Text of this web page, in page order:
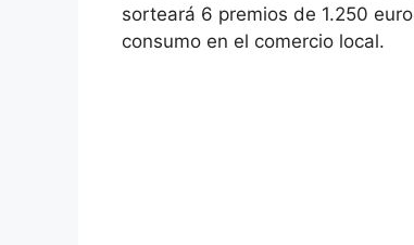
sorteará 6 premios de 1.250
consumo en el comercio local.